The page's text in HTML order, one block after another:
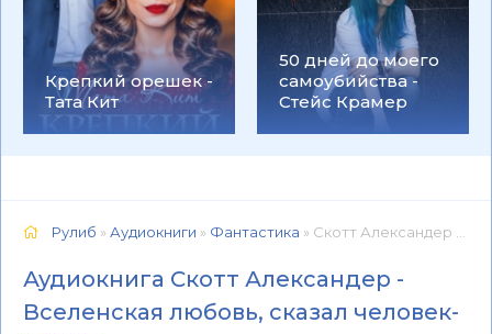
Крепкий орешек -
Тата Кит
50 дней до моего
самоубийства -
Стейс Крамер
Рулиб »Аудиокниги » Фантастика » Скотт Александер - Вселенская любовь, сказал человек-кактус 📕 - Книга онлайн бесплатно
Аудиокнига Скотт Александер -
Вселенская любовь, сказал человек-